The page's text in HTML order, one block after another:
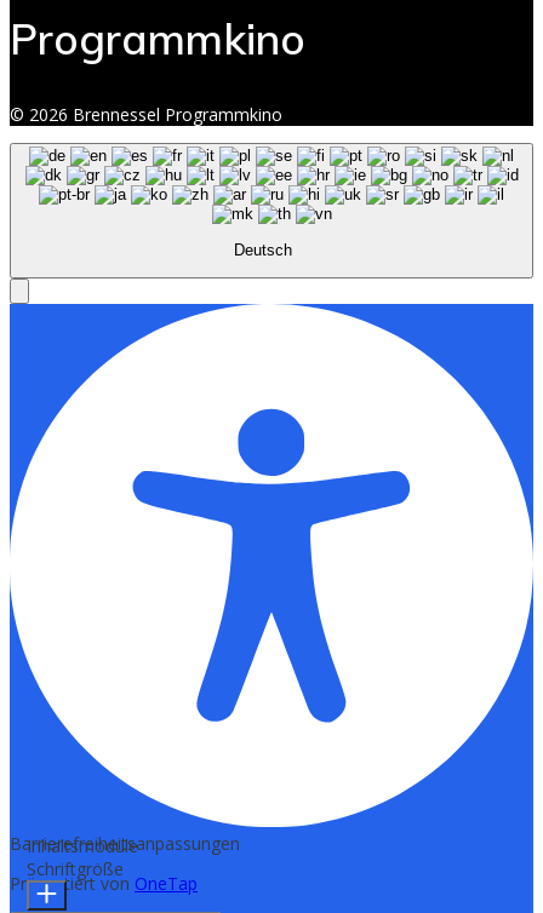
Programmkino
© 2026 Brennessel Programmkino
Deutsch
Barrierefreiheitsanpassungen
Präsentiert von OneTap
Inhaltsmodule
Schriftgröße